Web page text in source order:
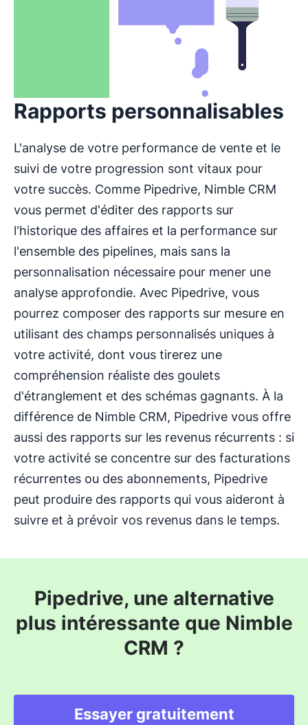
Rapports personnalisables
L'analyse de votre performance de vente et le
suivi de votre progression sont vitaux pour
votre succès. Comme Pipedrive, Nimble CRM
vous permet d'éditer des rapports sur
l'historique des affaires et la performance sur
l'ensemble des pipelines, mais sans la
personnalisation nécessaire pour mener une
analyse approfondie. Avec Pipedrive, vous
pourrez composer des rapports sur mesure en
utilisant des champs personnalisés uniques à
votre activité, dont vous tirerez une
compréhension réaliste des goulets
d'étranglement et des schémas gagnants. À la
différence de Nimble CRM, Pipedrive vous offre
aussi des rapports sur les revenus récurrents : si
votre activité se concentre sur des facturations
récurrentes ou des abonnements, Pipedrive
peut produire des rapports qui vous aideront à
suivre et à prévoir vos revenus dans le temps.
Pipedrive, une alternative
plus intéressante que Nimble
CRM ?
Essayer gratuitement